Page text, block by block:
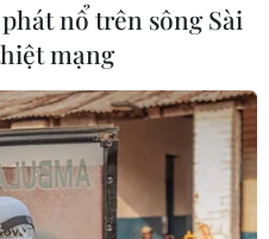
nổ trên sông Sài
mạng